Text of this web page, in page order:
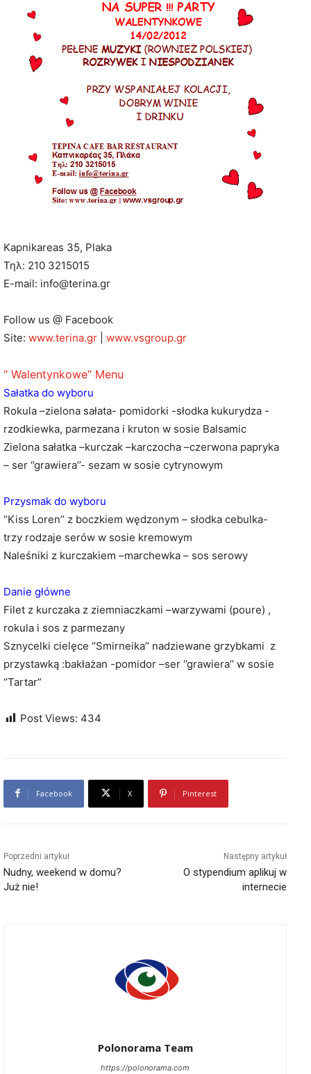
Κapnikareas 35, Plaka
Τηλ: 210 3215015
E-mail: info@terina.gr
Follow us @ Facebook
Site: www.terina.gr www.vsgroup.gr
‘’ Walentynkowe’’ Menu
Sałatka do wyboru
Rokula –zielona sałata- pomidorki -słodka kukurydza -
rzodkiewka, parmezana i kruton w sosie Balsamic
Zielona sałatka –kurczak –karczocha –czerwona papryka
– ser ‘’grawiera’’- sezam w sosie cytrynowym
Przysmak do wyboru
‘’Kiss Loren’’ z boczkiem wędzonym – słodka cebulka-
trzy rodzaje serów w sosie kremowym
Naleśniki z kurczakiem –marchewka – sos serowy
Danie główne
Filet z kurczaka z ziemniaczkami –warzywami (poure) ,
rokula i sos z parmezany
Sznycelki cielęce ‘’Smirneika’’ nadziewane grzybkami z
przystawką :bakłażan -pomidor –ser ‘’grawiera’’ w sosie
‘’Tartar”
Post Views: 434
Facebook X Pinterest
Poprzedni artykuł
Nudny, weekend w domu?
Już nie!
Następny artykuł
O stypendium aplikuj w
internecie
Polonorama Team
https://polonorama.com